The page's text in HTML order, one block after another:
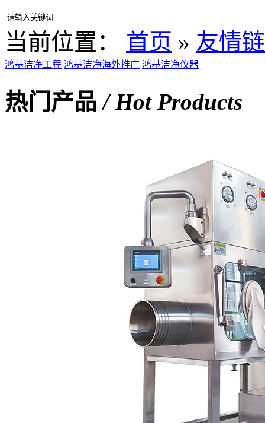
当前位置： 首页 » 友情
鸿基洁净工程 鸿基洁净海外推广 鸿基洁净仪器
热门产品/ Hot Products